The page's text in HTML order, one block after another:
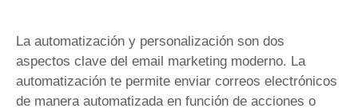
La automatización y personalización son dos
aspectos clave del email marketing moderno. La
automatización te permite enviar correos electrónicos
de manera automatizada en función de acciones o